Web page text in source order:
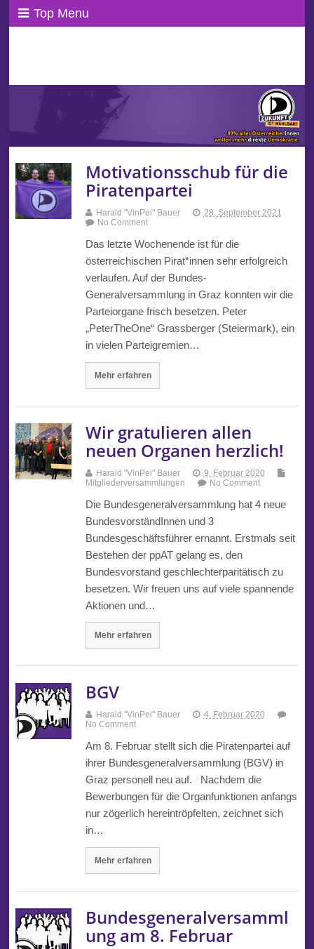
Top Menu
Motivationsschub für die
Piratenpartei
Harald "VinPei" Bauer
28. September 2021
No Comment
Das letzte Wochenende ist für die
österreichischen Pirat*innen sehr erfolgreich
verlaufen. Auf der Bundes-
Generalversammlung in Graz konnten wir die
Parteiorgane frisch besetzen. Peter
„PeterTheOne“ Grassberger (Steiermark), ein
in vielen Parteigremien…
Mehr erfahren
Wir gratulieren allen
neuen Organen herzlich!
Harald "VinPei" Bauer
9. Februar 2020
Mitgliederversammlungen
No Comment
Die Bundesgeneralversammlung hat 4 neue
BundesvorständInnen und 3
Bundesgeschäftsführer ernannt. Erstmals seit
Bestehen der ppAT gelang es, den
Bundesvorstand geschlechterparitätisch zu
besetzen. Wir freuen uns auf viele spannende
Aktionen und…
Mehr erfahren
BGV
Harald "VinPei" Bauer
4. Februar 2020
No Comment
Am 8. Februar stellt sich die Piratenpartei auf
ihrer Bundesgeneralversammlung (BGV) in
Graz personell neu auf. Nachdem die
Bewerbungen für die Organfunktionen anfangs
nur zögerlich hereintröpfelten, zeichnet sich
in…
Mehr erfahren
Bundesgeneralversamml
ung am 8. Februar